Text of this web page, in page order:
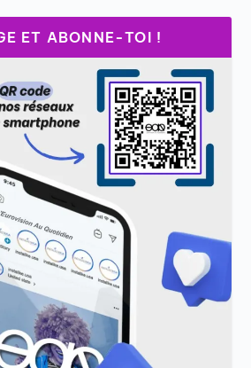
ET ABONNE-TOI !